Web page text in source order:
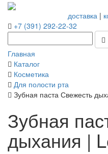
доставка|
+7 (391) 292-22-32
Главная
Каталог
Косметика
Для полости рта
Зубная паста Свежесть
Зубная
дыхания |